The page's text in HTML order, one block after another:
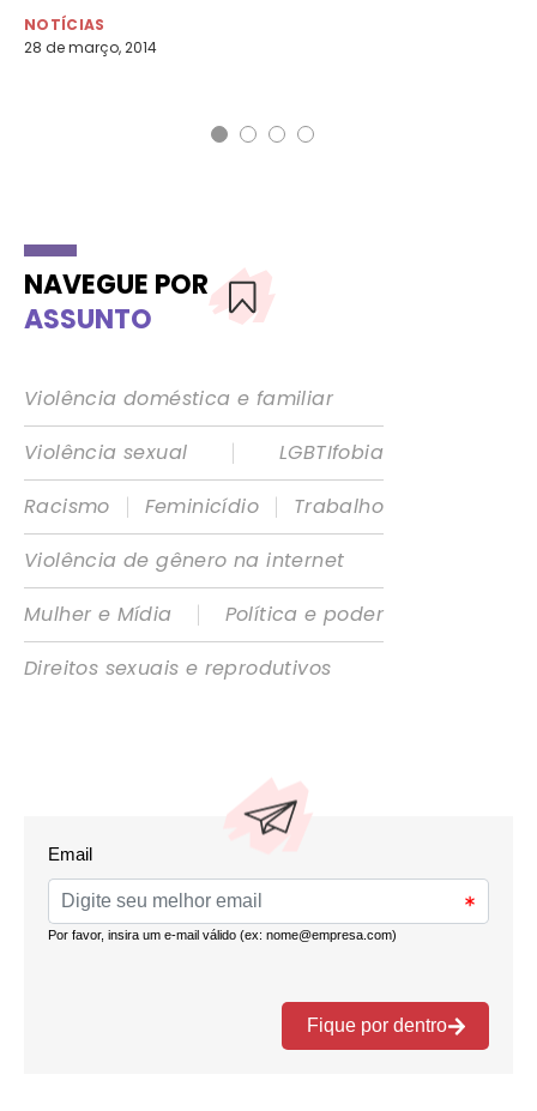
NOTÍCIAS
28 de março, 2014
NAVEGUE POR
ASSUNTO
Violência doméstica e familiar
Violência sexual
|
LGBTIfobia
Racismo
| Feminicídio |
Trabalho
Violência de gênero na internet
Mulher e Mídia
|
Política e poder
Direitos sexuais e reprodutivos